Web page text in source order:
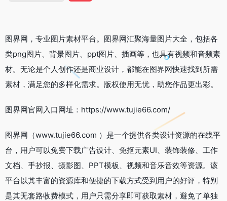
图界网，专业图片素材平台。图界网汇聚海量图片大全，包括各
类png图片、背景图片、ppt图片、插画等，也具有视频和音频素
材。无论是个人创作还是商业设计，都能在图界网快速找到所需
素材，满足您的多样化需求。版权使用无忧，助您作品更出彩。
图界网官网入口网址：https://www.tujie66.com/
图界网（www.tujie66.com ）是一个提供各类设计资源的在线平
台，用户可以免费下载广告设计、免抠元素UI、装饰装修、工作
文档、手抄报、摄影图、PPT模板、视频和音乐音效等资源。该
平台以其丰富的资源库和便捷的下载方式受到用户的好评，特别
是其无套路收费模式，用户只需分享即可获取素材，避免了单独